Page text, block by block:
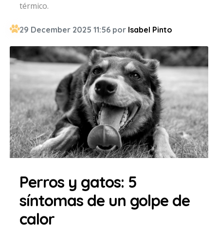
térmico.
29 December 2025 11:56 por Isabel Pinto
Perros y gatos: 5
síntomas de un golpe de
calor